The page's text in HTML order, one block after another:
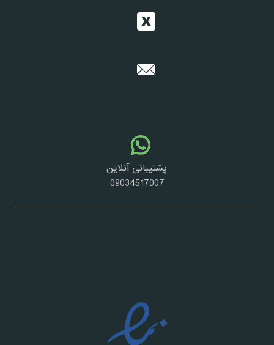
پشتیبانی آنلاین
09034517007